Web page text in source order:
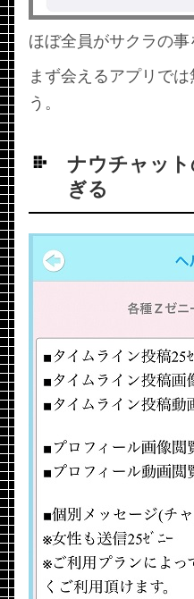
ほぼ全員がサクラの事
まず会えるアプリで
う。
ナウチャッ
ぎる